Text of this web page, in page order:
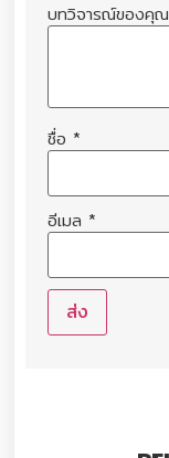
บทวิจารณ์ของคุณ
ชื่อ *
อีเมล *